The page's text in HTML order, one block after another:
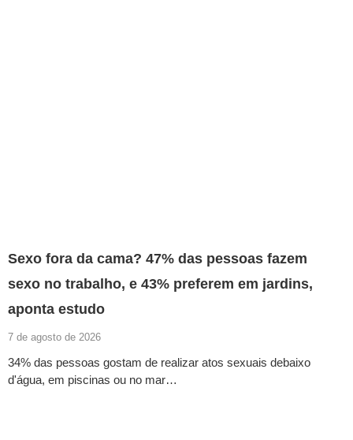
Sexo fora da cama? 47% das pessoas fazem
sexo no trabalho, e 43% preferem em jardins,
aponta estudo
7 de agosto de 2026
34% das pessoas gostam de realizar atos sexuais debaixo
d'água, em piscinas ou no mar…